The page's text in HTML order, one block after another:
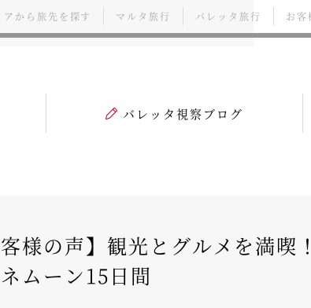
アから旅先を探す マルタ旅行 バレッタ旅行 お客
バレッタ視察ブログ
客様の声】観光とグルメを満
ムーン15日間